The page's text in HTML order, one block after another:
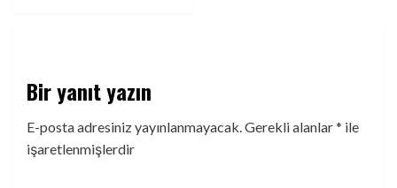
Bir yanıt yazın
E-posta adresiniz yayınlanmayacak. Gerekli alanlar* ile
işaretlenmişlerdir